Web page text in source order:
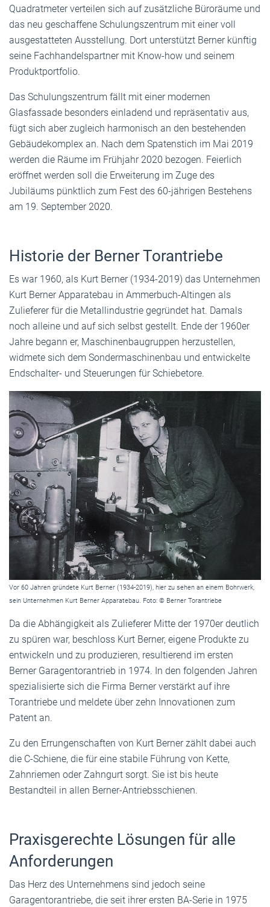
Quadratmeter verteilen sich auf zusätzliche Büroräume und
das neu geschaffene Schulungszentrum mit einer voll
ausgestatteten Ausstellung. Dort unterstützt Berner künftig
seine Fachhandelspartner mit Know-how und seinem
Produktportfolio.
Das Schulungszentrum fällt mit einer modernen
Glasfassade besonders einladend und repräsentativ aus,
fügt sich aber zugleich harmonisch an den bestehenden
Gebäudekomplex an. Nach dem Spatenstich im Mai 2019
werden die Räume im Frühjahr 2020 bezogen. Feierlich
eröffnet werden soll die Erweiterung im Zuge des
Jubiläums pünktlich zum Fest des 60-jährigen Bestehens
am 19. September 2020.
Historie der Berner Torantriebe
Es war 1960, als Kurt Berner (1934-2019) das Unternehmen
Kurt Berner Apparatebau in Ammerbuch-Altingen als
Zulieferer für die Metallindustrie gegründet hat. Damals
noch alleine und auf sich selbst gestellt. Ende der 1960er
Jahre begann er, Maschinenbaugruppen herzustellen,
widmete sich dem Sondermaschinenbau und entwickelte
Endschalter- und Steuerungen für Schiebetore.
Vor 60 Jahren gründete Kurt Berner (1934-2019), hier zu sehen an einem Bohrwerk,
sein Unternehmen Kurt Berner Apparatebau. Foto: © Berner Torantriebe
Da die Abhängigkeit als Zulieferer Mitte der 1970er deutlich
zu spüren war, beschloss Kurt Berner, eigene Produkte zu
entwickeln und zu produzieren, resultierend im ersten
Berner Garagentorantrieb in 1974. In den folgenden Jahren
spezialisierte sich die Firma Berner verstärkt auf ihre
Torantriebe und meldete über zehn Innovationen zum
Patent an.
Zu den Errungenschaften von Kurt Berner zählt dabei auch
die C-Schiene, die für eine stabile Führung von Kette,
Zahnriemen oder Zahngurt sorgt. Sie ist bis heute
Bestandteil in allen Berner-Antriebsschienen.
Praxisgerechte Lösungen für alle
Anforderungen
Das Herz des Unternehmens sind jedoch seine
Garagentorantriebe, die seit ihrer ersten BA-Serie in 1975